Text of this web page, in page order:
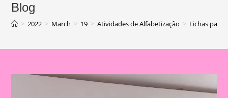
Blog
> 2022 > March > 19 > Atividades de Alfabetização > Fichas para